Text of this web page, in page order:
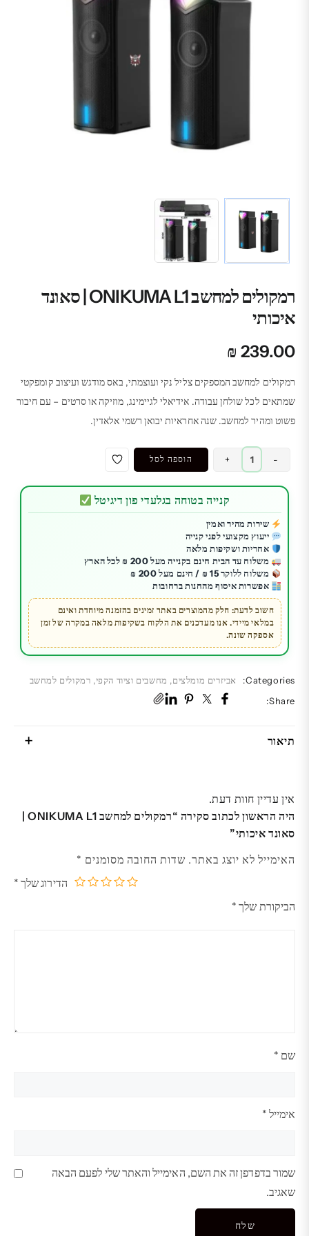
רמקולים למחשב ONIKUMA L1 | סאונד
איכותי
₪ 239.00
רמקולים למחשב המספקים צליל נקי ועוצמתי, באס מודגש ועיצוב קומפקטי
שמתאים לכל שולחן עבודה. אידיאלי לגיימינג, מוזיקה או סרטים – עם חיבור
פשוט ומהיר למחשב. שנה אחראיות יבואן רשמי אלאדין.
-
כמות
של
רמקולים
ONIKUMA
L1
|
סאונד
איכותי
+ הוספה לסל
קנייה בטוחה בגלעדי פון דיגיטל
שירות מהיר ואמין
ייעוץ מקצועי לפני קנייה
אחריות ושקיפות מלאה
משלוח עד הבית חינם בקנייה מעל 200 ₪ לכל הארץ
משלוח ללוקר 15 ₪ / חינם מעל 200 ₪
אפשרות איסוף מהחנות ברחובות
חשוב לדעת: חלק מהמוצרים באתר זמינים בהזמנה מיוחדת ואינם
במלאי מיידי. אנו מעדכנים את הלקוח בשקיפות מלאה במקרה של זמן
אספקה שונה.
Categories: אביזרים מומלצים, מחשבים וציוד הקפי, רמקולים למחשב
Share:
תיאור
אין עדיין חוות דעת.
היה הראשון לכתוב סקירה “רמקולים למחשב ONIKUMA L1 |
סאונד איכותי”
האימייל לא יוצג באתר. שדות החובה מסומנים *
הדירוג שלך *
הביקורת שלך *
שם *
אימייל *
שמור בדפדפן זה את השם, האימייל והאתר שלי לפעם הבאה
שאגיב.